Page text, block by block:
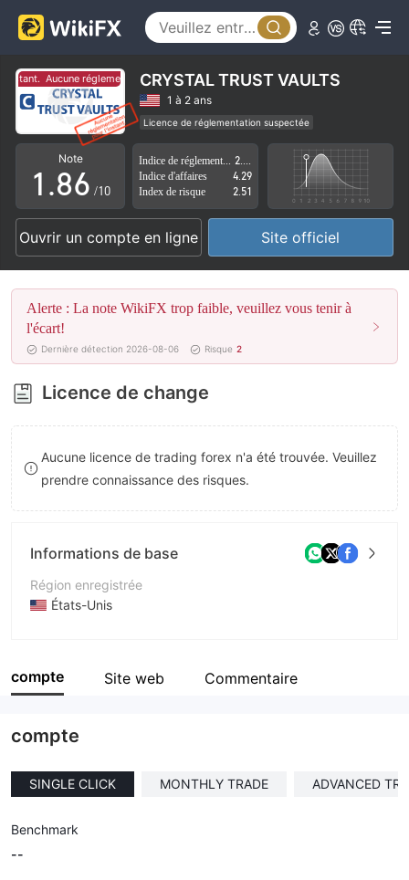
Aucune réglementation pour l'instant.CRYSTAL TRUST VAULTS
1 à 2 ans
Licence de réglementation suspectée
Région d'affaires suspectée
Risque élevé potentiel
Note
0
1
2
3
4
5
6
7
8
9
.
4
5
6
7
8
9
2
3
4
5
6
7
8
9
/10
Indice d'affaires
4.29
Index de risque
2.51
Ouvrir un compte en ligne Site officiel
Alerte : La note WikiFX trop faible, veuillez vous tenir à
l'écart!
Dernière détection 2026-08-06 Risque 2
Licence de change
Aucune licence de trading forex n'a été trouvée. Veuillez
prendre connaissance des risques.
Informations de base
Région enregistrée
États-Unis
Société
compte Site web Commentaire
compte
SINGLE CLICK MONTHLY TRADE ADVANCED
Benchmark
--